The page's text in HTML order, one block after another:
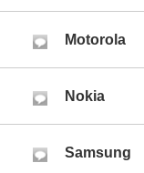
Motorola
Nokia
Samsung